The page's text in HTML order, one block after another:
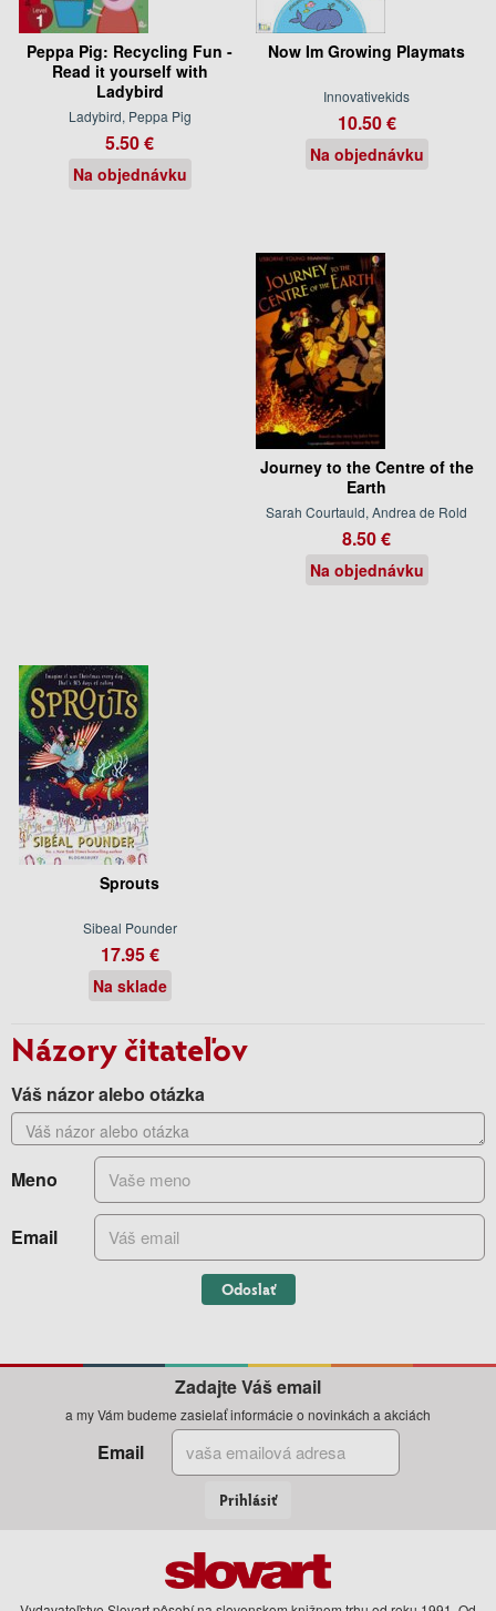
Peppa Pig: Recycling Fun -
Read it yourself with
Ladybird
Ladybird, Peppa Pig
5.50 €
Na objednávku
Now Im Growing Playmats
Innovativekids
10.50 €
Na objednávku
Journey to the Centre of the
Earth
Sarah Courtauld, Andrea de Rold
8.50 €
Na objednávku
Sprouts
Sibeal Pounder
17.95 €
Na sklade
Názory čitateľov
Váš názor alebo otázka
Meno
Email
Odoslať
Zadajte Váš email
a my Vám budeme zasielať informácie o novinkách a akciách
Email
Prihlásiť